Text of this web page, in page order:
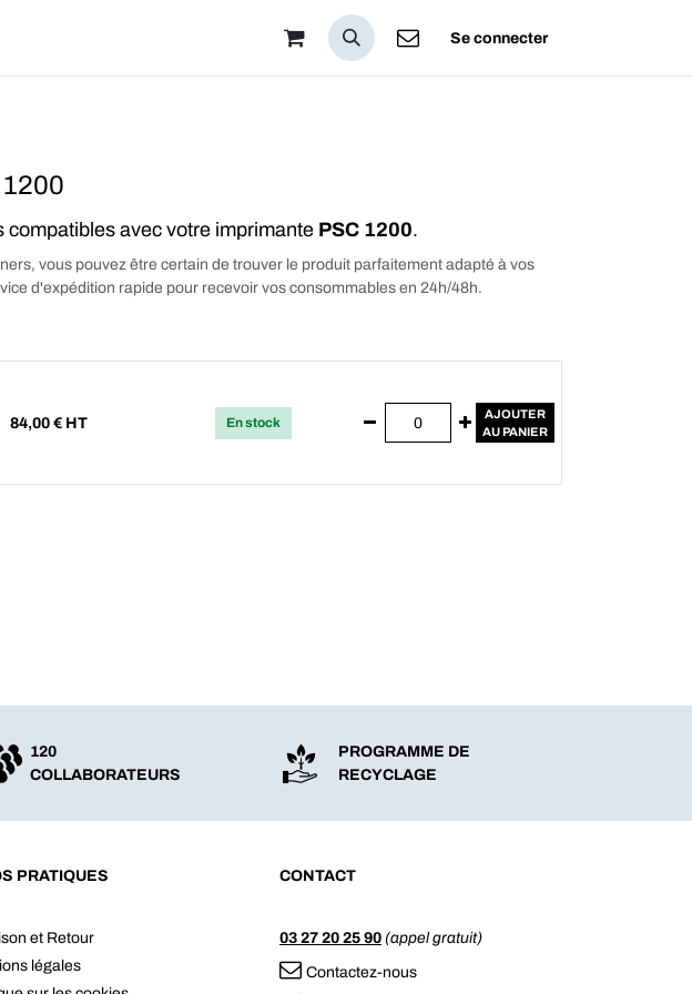
Se connecter
avec votre imprimante PSC 1200.
vous pouvez être certain de trouver le produit parfaitement adapté à vos
d'expédition rapide pour recevoir vos consommables en 24h/48h.
84,00 € HT En stock
AJOUTER
AU PANIER
120
COLLABORATEURS
PROGRAMME DE
RECYCLAGE
PRATIQUES
et Retour
légales
CONTACT
03 27 20 25 90 (appel gratuit)
Contactez-nous